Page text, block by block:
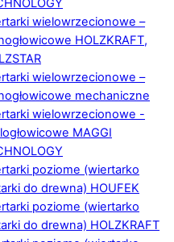
wielowrzecionowe –
HOLZKRAFT,
wielowrzecionowe –
mechaniczne
wielowrzecionowe -
MAGGI
poziome (wiertarko
do drewna) HOUFEK
poziome (wiertarko
do drewna) HOLZKRAFT